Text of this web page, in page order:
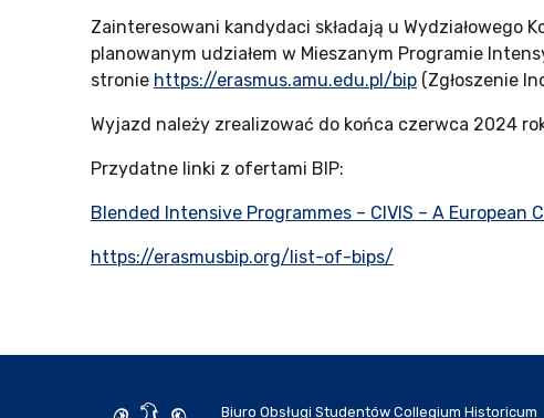
Zainteresowani kandydaci składają u
planowanym udziałem w Mieszanym Programie
stronie https://erasmus.amu.edu.pl/bip (Zgłoszenie
Wyjazd należy zrealizować do końca czerwca 2024
Przydatne linki z ofertami BIP:
Blended Intensive Programmes – CIVIS – A European
https://erasmusbip.org/list-of-bips/
Biuro Obsługi Studentów Collegium Historicum